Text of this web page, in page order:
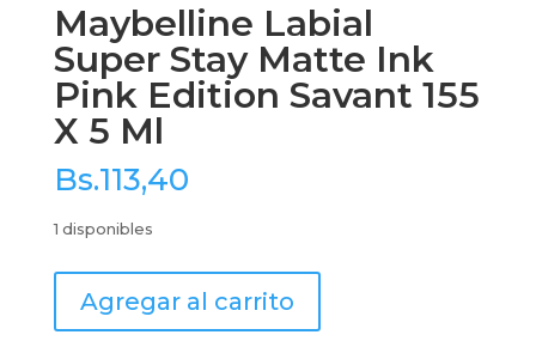
Maybelline Labial
Super Stay Matte Ink
Pink Edition Savant 155
X 5 Ml
Bs.113,40
1 disponibles
Labial
Agregar al carrito